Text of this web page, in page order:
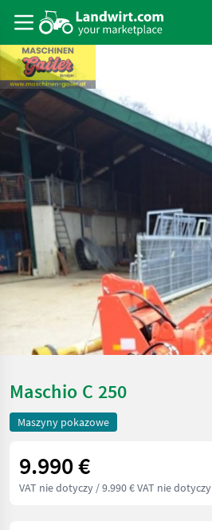
Maschio C 250
Maszyny pokazowe
9.990 €
VAT nie dotyczy / 9.990 € VAT nie dotyczy